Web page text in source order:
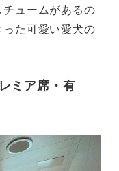
ュームがあるの
た可愛い愛犬の
レミア席・有